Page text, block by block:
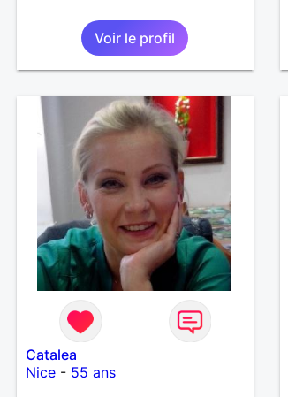
Voir le profil
Catalea
Nice- 55 ans